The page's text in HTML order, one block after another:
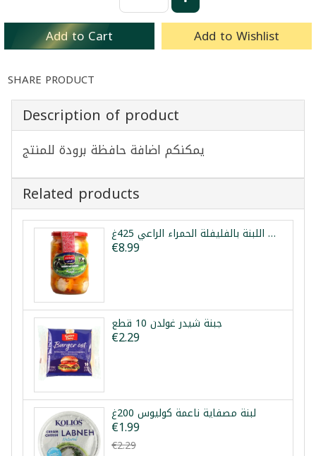
Add to Cart Add to Wishlist
SHARE PRODUCT
Description of product
Related products
كرات اللبنة بالفليفلة الحمراء الراعي 425غ
€8.99
جبنة شيدر غولدن 10 قطع
€2.29
لبنة مصفاية ناعمة كوليوس 200غ
€1.99
€2.29